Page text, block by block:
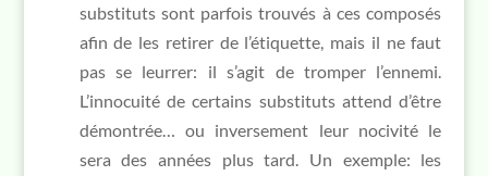
substituts sont parfois trouvés à ces composés
afin de les retirer de l’étiquette, mais il ne faut
pas se leurrer: il s’agit de tromper l’ennemi.
L’innocuité de certains substituts attend d’être
démontrée… ou inversement leur nocivité le
sera des années plus tard. Un exemple: les